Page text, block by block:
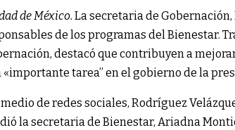
de México. La secretaria de
de los programas del Bienestar.
destacó que contribuyen a
«importante tarea” en el gobierno de la
de redes sociales, Rodríguez
la secretaria de Bienestar, Ariadna